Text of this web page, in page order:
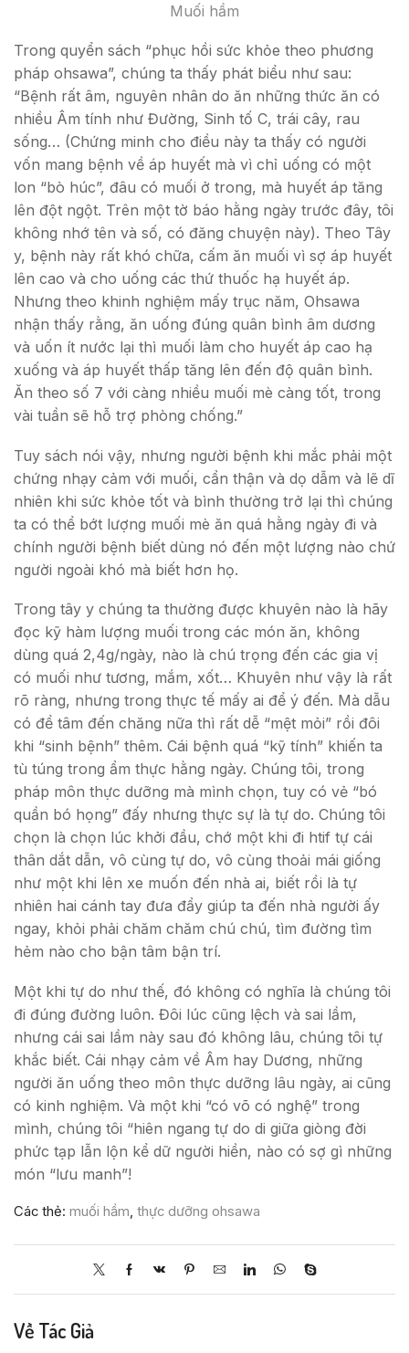
Muối hầm
Trong quyển sách “phục hồi sức khỏe theo phương
pháp ohsawa”, chúng ta thấy phát biểu như sau:
“Bệnh rất âm, nguyên nhân do ăn những thức ăn có
nhiều Âm tính như Đường, Sinh tố C, trái cây, rau
sống… (Chứng minh cho điều này ta thấy có người
vốn mang bệnh về áp huyết mà vì chỉ uống có một
lon “bò húc”, đâu có muối ở trong, mà huyết áp tăng
lên đột ngột. Trên một tờ báo hằng ngày trước đây, tôi
không nhớ tên và số, có đăng chuyện này). Theo Tây
y, bệnh này rất khó chữa, cấm ăn muối vì sợ áp huyết
lên cao và cho uống các thứ thuốc hạ huyết áp.
Nhưng theo khinh nghiệm mấy trục năm, Ohsawa
nhận thấy rằng, ăn uống đúng quân bình âm dương
và uốn ít nước lại thì muối làm cho huyết áp cao hạ
xuống và áp huyết thấp tăng lên đến độ quân bình.
Ăn theo số 7 với càng nhiều muối mè càng tốt, trong
vài tuần sẽ hỗ trợ phòng chống.”
Tuy sách nói vậy, nhưng người bệnh khi mắc phải một
chứng nhạy cảm với muối, cẩn thận và dọ dẫm và lẽ dĩ
nhiên khi sức khỏe tốt và bình thường trở lại thì chúng
ta có thể bớt lượng muối mè ăn quá hằng ngày đi và
chính người bệnh biết dùng nó đến một lượng nào chứ
người ngoài khó mà biết hơn họ.
Trong tây y chúng ta thường được khuyên nào là hãy
đọc kỹ hàm lượng muối trong các món ăn, không
dùng quá 2,4g/ngày, nào là chú trọng đến các gia vị
có muối như tương, mắm, xốt… Khuyên như vậy là rất
rõ ràng, nhưng trong thực tế mấy ai để ý đến. Mà dẫu
có để tâm đến chăng nữa thì rất dễ “mệt mỏi” rồi đôi
khi “sinh bệnh” thêm. Cái bệnh quá “kỹ tính” khiến ta
tù túng trong ẩm thực hằng ngày. Chúng tôi, trong
pháp môn thực dưỡng mà mình chọn, tuy có vẻ “bó
quần bó họng” đấy nhưng thực sự là tự do. Chúng tôi
chọn là chọn lúc khởi đầu, chớ một khi đi htif tự cái
thân dắt dẫn, vô cùng tự do, vô cùng thoải mái giống
như một khi lên xe muốn đến nhà ai, biết rồi là tự
nhiên hai cánh tay đưa đẩy giúp ta đến nhà người ấy
ngay, khỏi phải chăm chăm chú chú, tìm đường tìm
hẻm nào cho bận tâm bận trí.
Một khi tự do như thế, đó không có nghĩa là chúng tôi
đi đúng đường luôn. Đôi lúc cũng lệch và sai lầm,
nhưng cái sai lầm này sau đó không lâu, chúng tôi tự
khắc biết. Cái nhạy cảm về Âm hay Dương, những
người ăn uống theo môn thực dưỡng lâu ngày, ai cũng
có kinh nghiệm. Và một khi “có võ có nghệ” trong
mình, chúng tôi “hiên ngang tự do di giữa giòng đời
phức tạp lẫn lộn kể dữ người hiền, nào có sợ gì những
món “lưu manh”!
Các thẻ: muối hầm, thực dưỡng ohsawa
Về Tác Giả